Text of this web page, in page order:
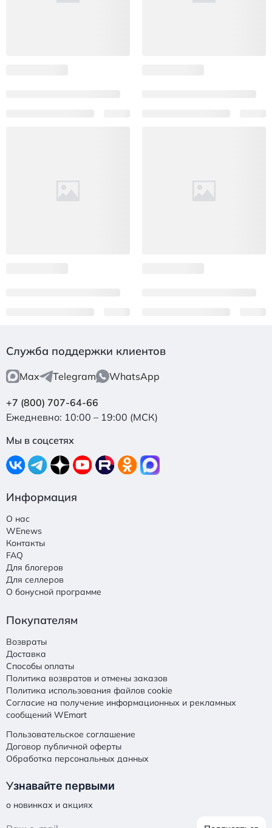
Служба поддержки клиентов
Max Telegram WhatsApp
+7 (800) 707-64-66
Ежедневно: 10:00 – 19:00 (МСК)
Мы в соцсетях
Информация
О нас
WEnews
Контакты
FAQ
Для блогеров
Для селлеров
О бонусной программе
Покупателям
Возвраты
Доставка
Способы оплаты
Политика возвратов и отмены заказов
Политика использования файлов cookie
Согласие на получение информационных и рекламных
сообщений WEmart
Пользовательское соглашение
Договор публичной оферты
Обработка персональных данных
Узнавайте первыми
о новинках и акциях